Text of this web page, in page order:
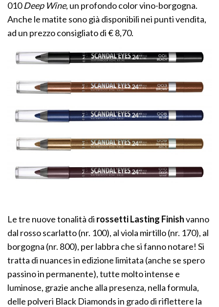
010Deep Wine, un profondo color vino-borgogna.
Anche le matite sono già disponibili nei punti vendita,
ad un prezzo consigliato di € 8,70.
Le tre nuove tonalità di rossetti Lasting Finishvanno
dal rosso scarlatto (nr. 100), al viola mirtillo (nr. 170), al
borgogna (nr. 800), per labbra che si fanno notare! Si
tratta di nuances in edizione limitata (anche se spero
passino in permanente), tutte molto intense e
luminose, grazie anche alla presenza, nella formula,
delle polveri Black Diamonds in grado di riflettere la